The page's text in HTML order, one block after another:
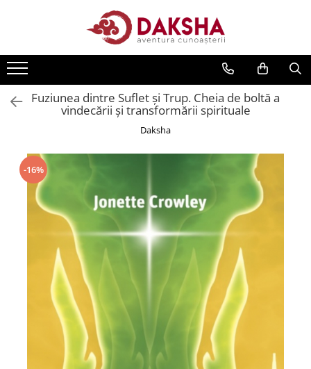
Editura Daksha
Seria Radu Cinamar
Seria Anton Parks
Seria Immanuel Velikovsky
Dezvăluiri
Spiritualitate
Extratereștrii
Transformare spirituală
Psihologie
Dezvoltare personală
Fuziunea dintre Suflet și Trup. Cheia de boltă a
vindecării și transformării spirituale
Daksha
-16%